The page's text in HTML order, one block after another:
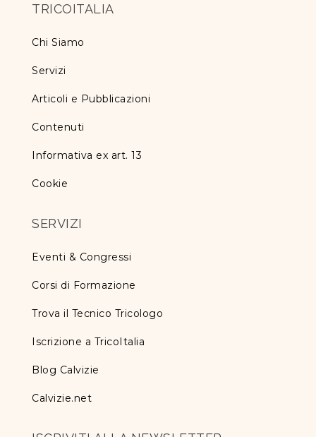
TRICOITALIA
Chi Siamo
Servizi
Articoli e Pubblicazioni
Contenuti
Informativa ex art. 13
Cookie
SERVIZI
Eventi & Congressi
Corsi di Formazione
Trova il Tecnico Tricologo
Iscrizione a TricoItalia
Blog Calvizie
Calvizie.net